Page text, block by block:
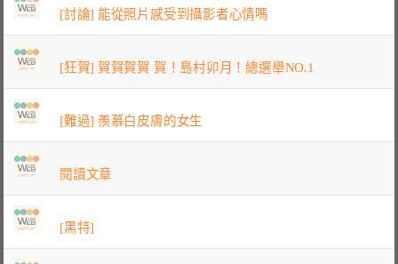
[討論] 能從照片感受到攝影者心情嗎
[狂賀] 賀賀賀賀 賀！島村卯月！總選舉NO.1
[難過] 羨慕白皮膚的女生
閱讀文章
[黑特]